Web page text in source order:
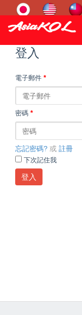
登入
電子郵件 *
密碼 *
忘記密碼? 或 註冊
下次記住我
登入